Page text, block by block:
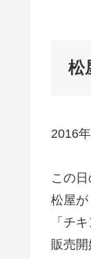
松
2016
この
松屋が
「チ
販売